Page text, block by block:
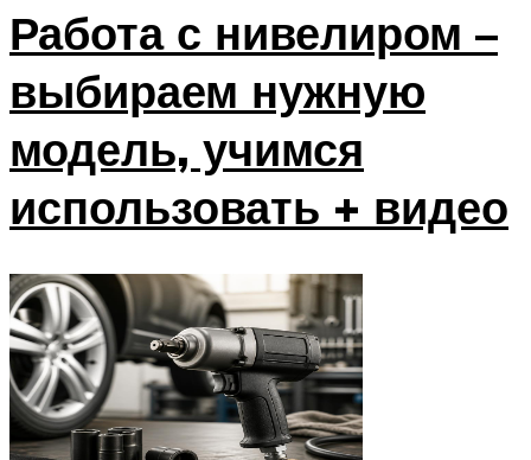
Работа с нивелиром –
выбираем нужную
модель, учимся
использовать + видео